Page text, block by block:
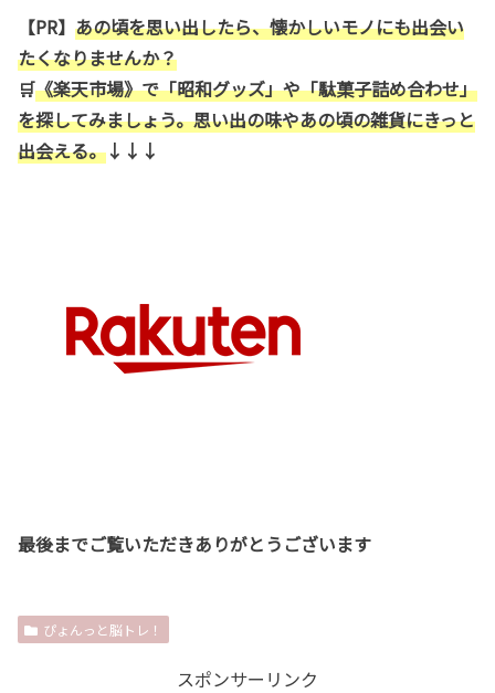
【PR】 あの頃を思い出したら、懐かしいモノにも出会い
たくなりませんか？
🛒《楽天市場》で「昭和グッズ」や「駄菓子詰め合わせ」
を探してみましょう。思い出の味やあの頃の雑貨にきっと
出会える。↓↓↓
最後までご覧いただきありがとうございます
ぴょんっと脳トレ！
スポンサーリンク